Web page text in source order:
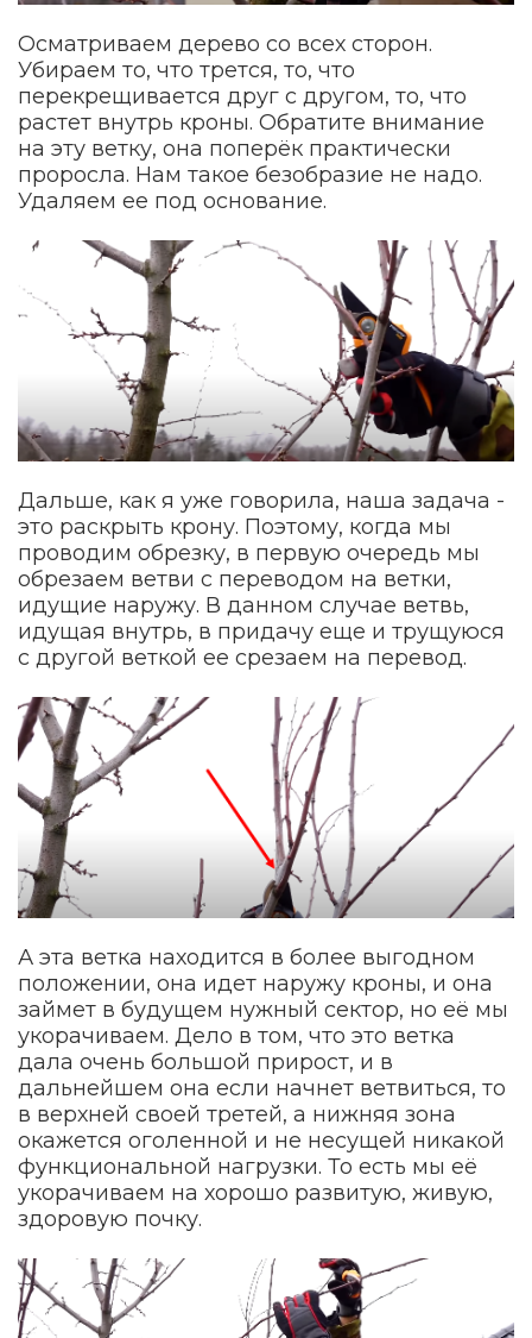
Осматриваем дерево со всех сторон.
Убираем то, что трется, то, что
перекрещивается друг с другом, то, что
растет внутрь кроны. Обратите внимание
на эту ветку, она поперёк практически
проросла. Нам такое безобразие не надо.
Удаляем ее под основание.
Дальше, как я уже говорила, наша задача -
это раскрыть крону. Поэтому, когда мы
проводим обрезку, в первую очередь мы
обрезаем ветви с переводом на ветки,
идущие наружу. В данном случае ветвь,
идущая внутрь, в придачу еще и трущуюся
с другой веткой ее срезаем на перевод.
А эта ветка находится в более выгодном
положении, она идет наружу кроны, и она
займет в будущем нужный сектор, но её мы
укорачиваем. Дело в том, что это ветка
дала очень большой прирост, и в
дальнейшем она если начнет ветвиться, то
в верхней своей третей, а нижняя зона
окажется оголенной и не несущей никакой
функциональной нагрузки. То есть мы её
укорачиваем на хорошо развитую, живую,
здоровую почку.